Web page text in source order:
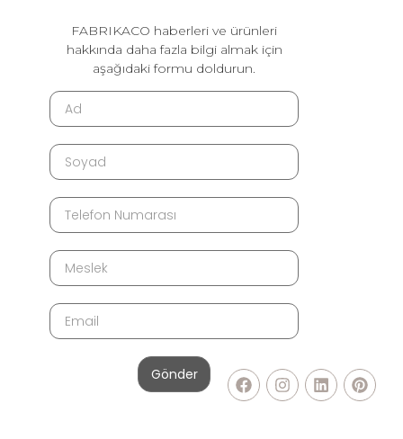
FABRIKACO haberleri ve ürünleri
hakkında daha fazla bilgi almak için
aşağıdaki formu doldurun.
Gönder